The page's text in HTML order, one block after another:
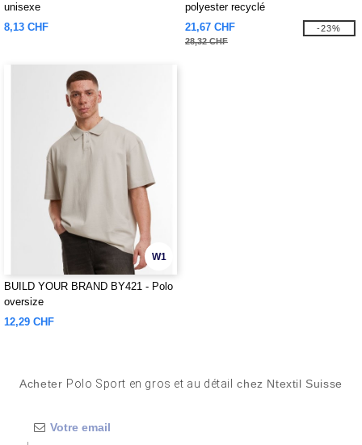
unisexe
8,13 CHF
polyester recyclé
21,67 CHF
28,32 CHF
-23%
W1
BUILD YOUR BRAND BY421 - Polo
oversize
12,29 CHF
Acheter Polo Sport en gros et au détail chez Ntextil Suisse